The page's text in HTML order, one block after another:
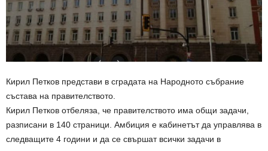
Кирил Петков представи в сградата на Народното събрание
състава на правителството.
Кирил Петков отбеляза, че правителството има общи задачи,
разписани в 140 страници. Амбиция е кабинетът да управлява в
следващите 4 години и да се свършат всички задачи в